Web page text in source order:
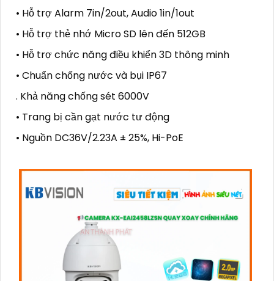
• Hỗ trợ Alarm 7in/2out, Audio 1in/1out
• Hỗ trợ thẻ nhớ Micro SD lên đến 512GB
• Hỗ trợ chức năng điều khiển 3D thông minh
• Chuẩn chống nước và bụi IP67
. Khả năng chống sét 6000V
• Trang bị cần gạt nước tư động
• Nguồn DC36V/2.23A ± 25%, Hi-PoE